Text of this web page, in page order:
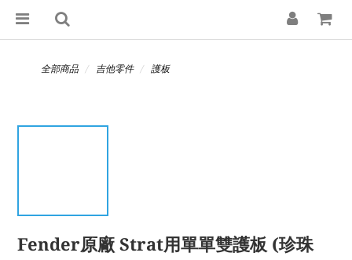
全部商品 吉他零件 護板
Fender原廠 Strat用單單雙護板 (珍珠